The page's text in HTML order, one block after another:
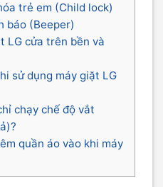
trẻ em (Child lock)
báo (Beeper)
LG cửa trên bền và
sử dụng máy giặt LG
chạy chế độ vắt
quần áo vào khi máy